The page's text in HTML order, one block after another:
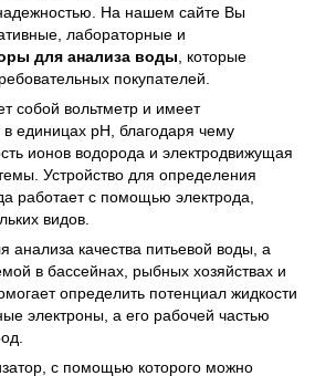
На нашем сайте Вы
лабораторные и
для анализа воды , которые
покупателей.
собой вольтметр и имеет
единицах рН, благодаря чему
ионов водорода и электродвижущая
Устройство для определения
работает с помощью электрода,
видов.
анализа качества питьевой воды, а
в бассейнах, рыбных хозяйствах и
определить потенциал жидкости
электроны, а его рабочей частью
с помощью которого можно